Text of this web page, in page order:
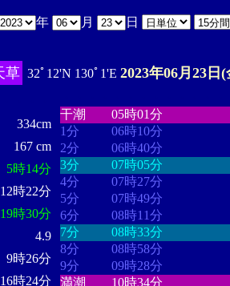
年 月 日
草 32ﾟ12'N 130ﾟ1'E 2023年06月23日(
334cm
167 cm
5時14分
12時22分
19時30分
4.9
9時26分
16時24分
干潮
05時01分
1分
06時10分
2分
06時40分
3分
07時05分
4分
07時27分
5分
07時49分
6分
08時11分
7分
08時33分
8分
08時58分
9分
09時28分
満潮
10時34分